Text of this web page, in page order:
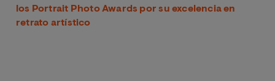
los Portrait Photo Awards por su excelencia en
retrato artístico